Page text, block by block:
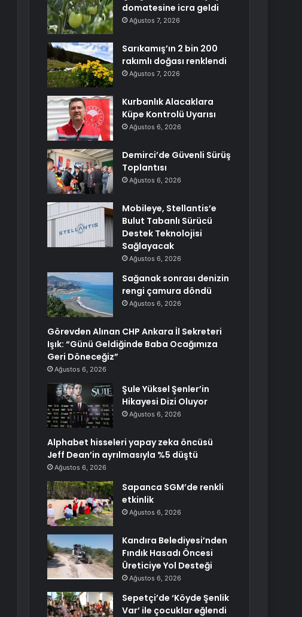
domatesine icra geldi
Ağustos 7, 2026
Sarıkamış’ın 2 bin 200
rakımlı doğası renklendi
Ağustos 7, 2026
Kurbanlık Alacaklara
Küpe Kontrolü Uyarısı
Ağustos 6, 2026
Demirci’de Güvenli Sürüş
Toplantısı
Ağustos 6, 2026
Mobileye, Stellantis’e
Bulut Tabanlı Sürücü
Destek Teknolojisi
Sağlayacak
Ağustos 6, 2026
Sağanak sonrası denizin
rengi çamura döndü
Ağustos 6, 2026
Görevden Alınan CHP Ankara İl Sekreteri
Işık: “Günü Geldiğinde Baba Ocağımıza
Geri Döneceğiz”
Ağustos 6, 2026
Şule Yüksel Şenler’in
Hikayesi Dizi Oluyor
Ağustos 6, 2026
Alphabet hisseleri yapay zeka öncüsü
Jeff Dean’in ayrılmasıyla %5 düştü
Ağustos 6, 2026
Sapanca SGM’de renkli
etkinlik
Ağustos 6, 2026
Kandıra Belediyesi’nden
Fındık Hasadı Öncesi
Üreticiye Yol Desteği
Ağustos 6, 2026
Sepetçi’de ‘Köyde Şenlik
Var’ ile çocuklar eğlendi